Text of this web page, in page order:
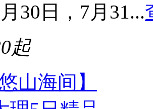
30日，7月31...
起